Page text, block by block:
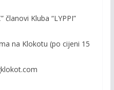
članovi Kluba “LYPPI”
na Klokotu (po cijeni 15